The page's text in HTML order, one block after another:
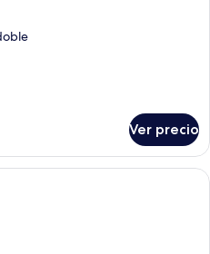
Ver precio
Una sala de estar moderna con un